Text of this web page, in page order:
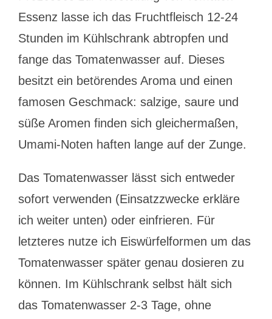
Essenz lasse ich das Fruchtfleisch 12-24
Stunden im Kühlschrank abtropfen und
fange das Tomatenwasser auf. Dieses
besitzt ein betörendes Aroma und einen
famosen Geschmack: salzige, saure und
süße Aromen finden sich gleichermaßen,
Umami-Noten haften lange auf der Zunge.
Das Tomatenwasser lässt sich entweder
sofort verwenden (Einsatzzwecke erkläre
ich weiter unten) oder einfrieren. Für
letzteres nutze ich Eiswürfelformen um das
Tomatenwasser später genau dosieren zu
können. Im Kühlschrank selbst hält sich
das Tomatenwasser 2-3 Tage, ohne